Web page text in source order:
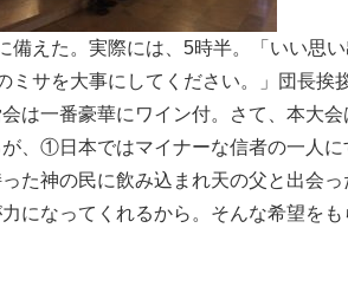
えた。実際には、5時半。「いい思い
ミサを大事にしてください。」団長挨
は一番豪華にワイン付。さて、本大会
、①日本ではマイナーな信者の一人
た神の民に飲み込まれ天の父と出会
になってくれるから。そんな希望を